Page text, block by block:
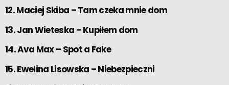
12. Maciej Skiba – Tam czeka mnie dom
13. Jan Wieteska – Kupiłem dom
14. Ava Max – Spot a Fake
15. Ewelina Lisowska – Niebezpieczni